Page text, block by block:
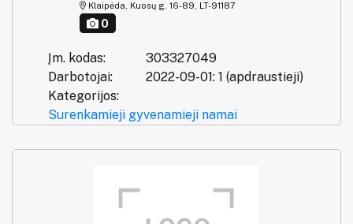
Klaipėda, Kuosų g. 16-89, LT-91187
0
Įm. kodas:
303327049
Darbotojai:
2022-09-01: 1 (apdraustieji)
Kategorijos:
Surenkamieji gyvenamieji namai